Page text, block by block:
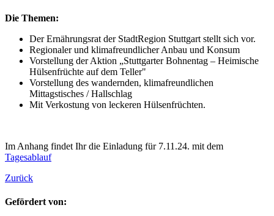
Die Themen:
Der Ernährungsrat der StadtRegion Stuttgart stellt sich vor.
Regionaler und klimafreundlicher Anbau und Konsum
Vorstellung der Aktion „Stuttgarter Bohnentag – Heimische
Hülsenfrüchte auf dem Teller"
Vorstellung des wandernden, klimafreundlichen
Mittagstisches / Hallschlag
Mit Verkostung von leckeren Hülsenfrüchten.
Im Anhang findet Ihr die Einladung für 7.11.24. mit dem
Tagesablauf
Zurück
Gefördert von: